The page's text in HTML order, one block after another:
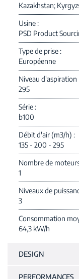
Kazakhstan;
Usine
PSD Product
Type de prise
Européenne
Niveau
295
Série
b100
Débit d'air (m3/h)
135 - 200 - 295
Nombre de
1
Niveaux de
3
Consommation
64,3 kW/h
DESIGN
PERFORMANCES